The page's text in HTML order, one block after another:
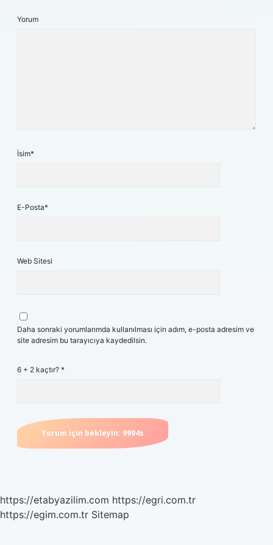
Yorum
İsim*
E-Posta*
Web Sitesi
Daha sonraki yorumlarımda kullanılması için adım, e-posta adresim ve
site adresim bu tarayıcıya kaydedilsin.
6 + 2 kaçtır? *
https://etabyazilim.com https://egri.com.tr
https://egim.com.tr Sitemap